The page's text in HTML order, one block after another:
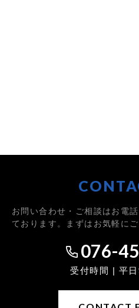
お問い合わせ・ご相談はお電
ております。まずはお気軽にご
076-
受付時間 | 平